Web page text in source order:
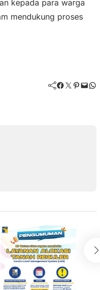
kepada para warga
mendukung proses
Facebook Twitter Pinterest Mail WhatsApp